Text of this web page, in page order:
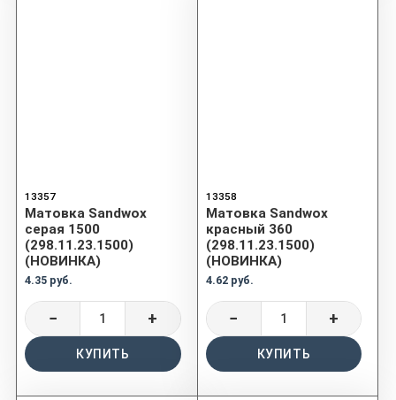
13357
Матовка Sandwox
серая 1500
(298.11.23.1500)
(НОВИНКА)
4.35 руб.
− +
КУПИТЬ
13358
Матовка Sandwox
красный 360
(298.11.23.1500)
(НОВИНКА)
4.62 руб.
− +
КУПИТЬ